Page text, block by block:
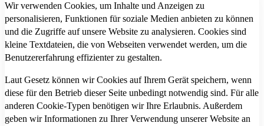
Wir verwenden Cookies, um Inhalte und Anzeigen zu
personalisieren, Funktionen für soziale Medien anbieten zu können
und die Zugriffe auf unsere Website zu analysieren. Cookies sind
kleine Textdateien, die von Webseiten verwendet werden, um die
Benutzererfahrung effizienter zu gestalten.
Laut Gesetz können wir Cookies auf Ihrem Gerät speichern, wenn
diese für den Betrieb dieser Seite unbedingt notwendig sind. Für alle
anderen Cookie-Typen benötigen wir Ihre Erlaubnis. Außerdem
geben wir Informationen zu Ihrer Verwendung unserer Website an